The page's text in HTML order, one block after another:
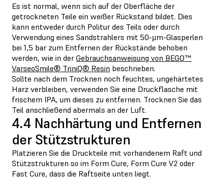
Es ist normal, wenn sich auf der Oberfläche der
getrockneten Teile ein weißer Rückstand bildet. Dies
kann entweder durch Politur des Teils oder durch
Verwendung eines Sandstrahlers mit 50-µm-Glasperlen
bei 1,5 bar zum Entfernen der Rückstände behoben
werden, wie in der Gebrauchsanweisung von BEGO™
VarseoSmile® TriniQ® Resin beschrieben.
Sollte nach dem Trocknen noch feuchtes, ungehärtetes
Harz verbleiben, verwenden Sie eine Druckflasche mit
frischem IPA, um dieses zu entfernen. Trocknen Sie das
Teil anschließend abermals an der Luft.
4.4 Nachhärtung und Entfernen
der Stützstrukturen
Platzieren Sie die Druckteile mit vorhandenem Raft und
Stützstrukturen so im Form Cure, Form Cure V2 oder
Fast Cure, dass die Raftseite unten liegt.